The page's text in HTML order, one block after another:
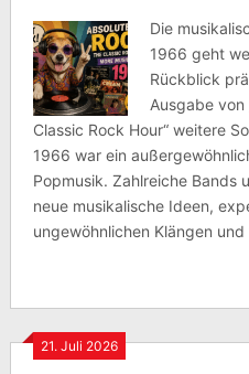
Die
1966 geht
Rückblick
Ausgabe von
Classic Rock Hour“ weitere
1966 war ein
Popmusik. Zahlreiche Bands
neue musikalische Ideen,
ungewöhnlichen Klängen
21. Juli 2026